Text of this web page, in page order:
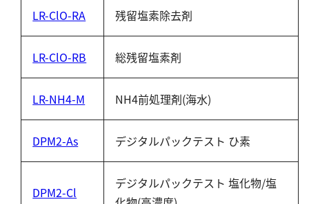
LR-ClO-RA 残留塩素除去剤
LR-ClO-RB 総残留塩素剤
LR-NH4-M NH4前処理剤(海水)
DPM2-As デジタルパックテスト ひ素
DPM2-Cl
デジタルパックテスト 塩化物/塩